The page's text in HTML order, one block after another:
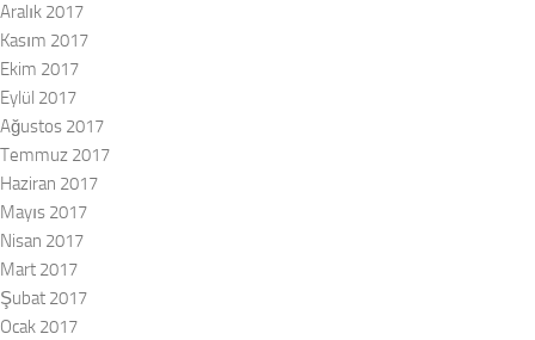
Aralık 2017
Kasım 2017
Ekim 2017
Eylül 2017
Ağustos 2017
Temmuz 2017
Haziran 2017
Mayıs 2017
Nisan 2017
Mart 2017
Şubat 2017
Ocak 2017